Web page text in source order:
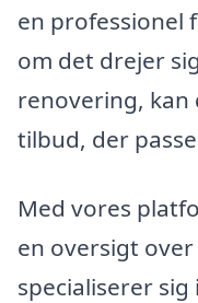
en professionel
om det drejer
renovering, kan
tilbud, der
Med vores
en oversigt
specialiserer